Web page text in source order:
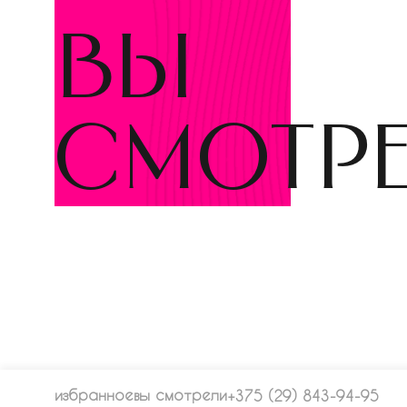
вы
избранноевы смотрели+375 (29) 843-94-95